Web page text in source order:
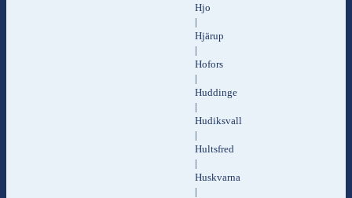
Hjo
|
Hjärup
|
Hofors
|
Huddinge
|
Hudiksvall
|
Hultsfred
|
Huskvarna
|